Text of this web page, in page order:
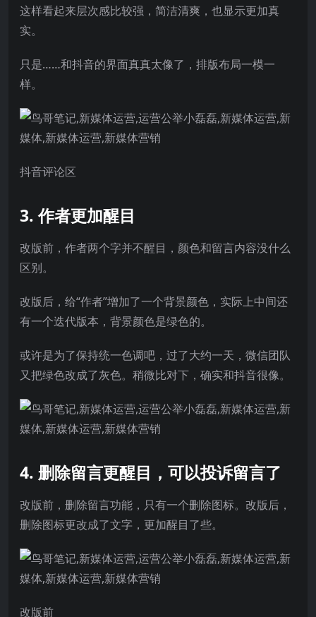
这样看起来层次感比较强，简洁清爽，也显示更加真
实。
只是……和抖音的界面真真太像了，排版布局一模一
样。
抖音评论区
3. 作者更加醒目
改版前，作者两个字并不醒目，颜色和留言内容没什么
区别。
改版后，给“作者”增加了一个背景颜色，实际上中间还
有一个迭代版本，背景颜色是绿色的。
或许是为了保持统一色调吧，过了大约一天，微信团队
又把绿色改成了灰色。稍微比对下，确实和抖音很像。
4. 删除留言更醒目，可以投诉留言了
改版前，删除留言功能，只有一个删除图标。改版后，
删除图标更改成了文字，更加醒目了些。
改版前